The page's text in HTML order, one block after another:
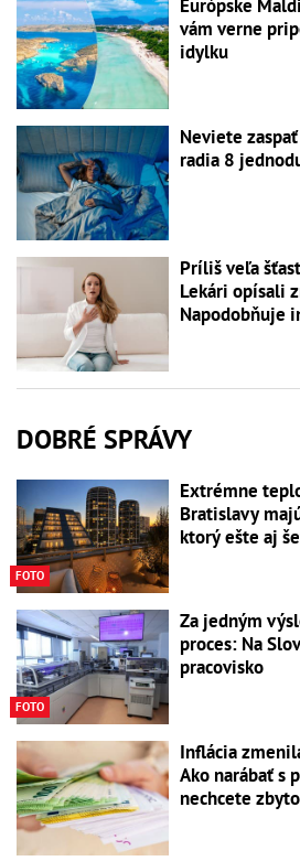
Európske
vám verne
idylku
Neviete
radia 8
Príliš veľa
Lekári opísali
Napodobňuje
DOBRÉ SPRÁVY
FOTO
Extrémne
Bratislavy
ktorý ešte aj
FOTO
Za jedným
proces: Na
pracovisko
Inflácia
Ako narábať s
nechcete